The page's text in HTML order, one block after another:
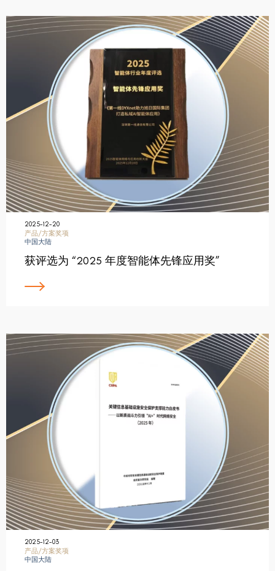
2025-12-20
产品/方案奖项
中国大陆
获评选为 “2025 年度智能体先锋应用奖”
2025-12-03
产品/方案奖项
中国大陆